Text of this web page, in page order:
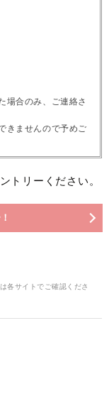
場合のみ、ご連絡さ
きませんので予めご
トリーください。
各サイトでご確認くださ